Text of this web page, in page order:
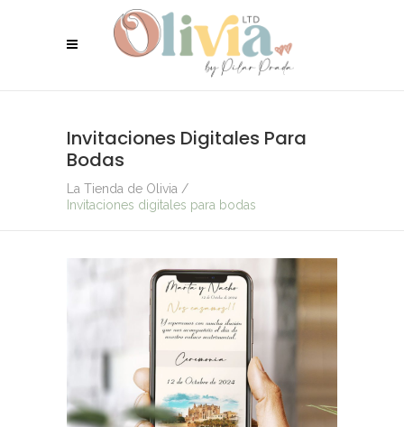
Invitaciones Digitales Para
Bodas
La Tienda de Olivia /
Invitaciones digitales para bodas